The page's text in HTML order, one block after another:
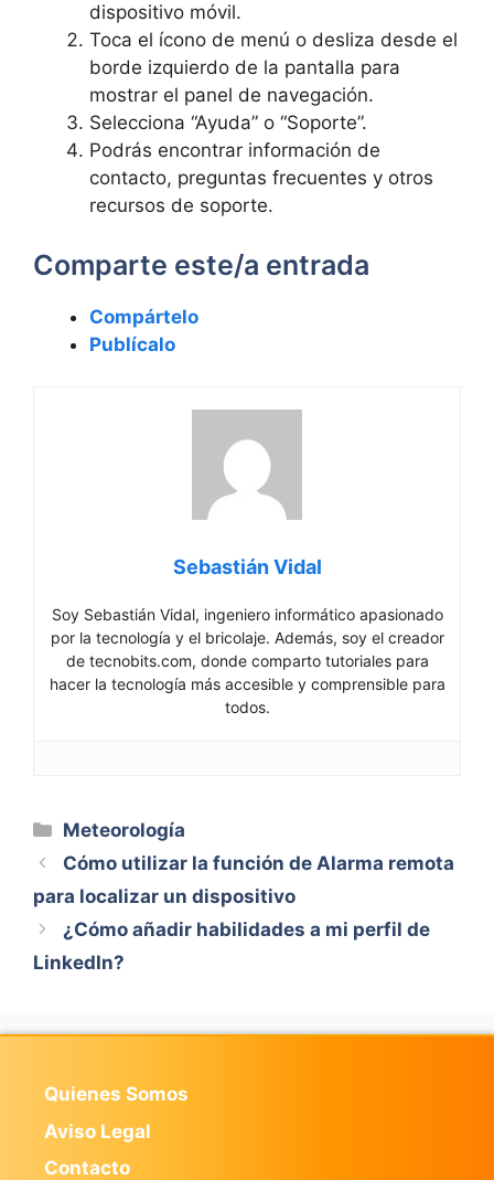
dispositivo móvil.
Toca el ícono de menú o desliza desde el
borde izquierdo de la pantalla para
mostrar el panel de navegación.
Selecciona “Ayuda” o “Soporte”.
Podrás encontrar información de
contacto, preguntas frecuentes y otros
recursos de soporte.
Comparte este/a entrada
Compártelo
Publícalo
Sebastián Vidal
Soy Sebastián Vidal, ingeniero informático apasionado
por la tecnología y el bricolaje. Además, soy el creador
de tecnobits.com, donde comparto tutoriales para
hacer la tecnología más accesible y comprensible para
todos.
Categorías
Meteorología
Cómo utilizar la función de Alarma remota
para localizar un dispositivo
¿Cómo añadir habilidades a mi perfil de
LinkedIn?
Quienes Somos
Aviso Legal
Contacto